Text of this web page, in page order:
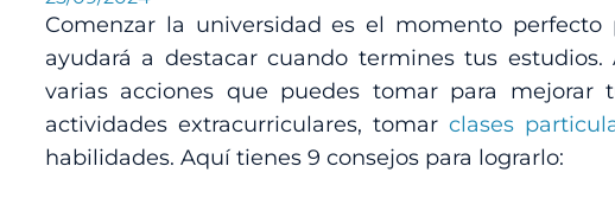
Comenzar la universidad es el momento
ayudará a destacar cuando termines tus
varias acciones que puedes tomar para
actividades extracurriculares, tomarclases
habilidades. Aquí tienes 9 consejos para lograrlo: